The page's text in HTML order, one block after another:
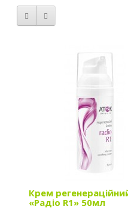
Крем
«Радіо R1» 50мл